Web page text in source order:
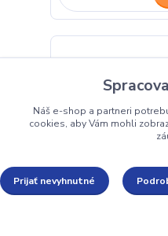
Náš e-shop a partneri
cookies, aby Vám mohli
Prijať nevyhnutné